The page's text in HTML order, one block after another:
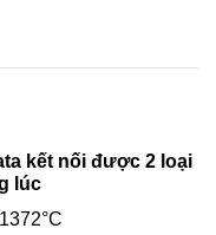
kết nối được 2 loại
lúc